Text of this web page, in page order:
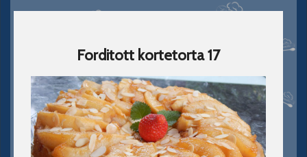
Forditott kortetorta 17